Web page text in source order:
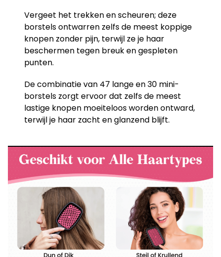
Vergeet het trekken en scheuren; deze
borstels ontwarren zelfs de meest koppige
knopen zonder pijn, terwijl ze je haar
beschermen tegen breuk en gespleten
punten.
De combinatie van 47 lange en 30 mini-
borstels zorgt ervoor dat zelfs de meest
lastige knopen moeiteloos worden ontward,
terwijl je haar zacht en glanzend blijft.